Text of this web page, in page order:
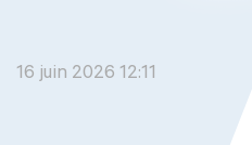
16 juin 2026 12:11